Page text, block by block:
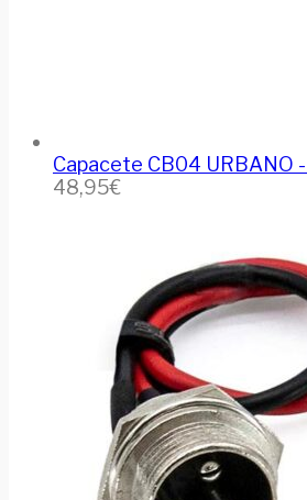
Capacete CB04 URBANO
48,95€